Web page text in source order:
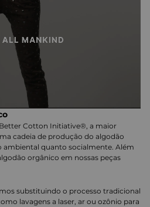
Cotton Initiative®, a maior
cadeia de produção do algodão
quanto socialmente. Além
orgânico em nossas peças
substituindo o processo tradicional
lavagens a laser, ar ou ozônio para